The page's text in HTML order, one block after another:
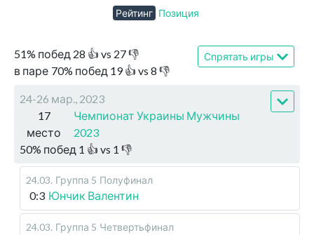
51% побед 28 👍 vs 27👎
в паре 70% побед 19👍 vs 8 👎
Спрятать игры
24-26 мар., 2023
17
место
Чемпионат Украины Мужчины
2023
50% побед 1 👍 vs 1 👎
24.03. Группа 5 Полуфинал
0:3 Юнчик Валентин
24.03. Группа 5 Четвертьфинал
Рейтинг Позиция